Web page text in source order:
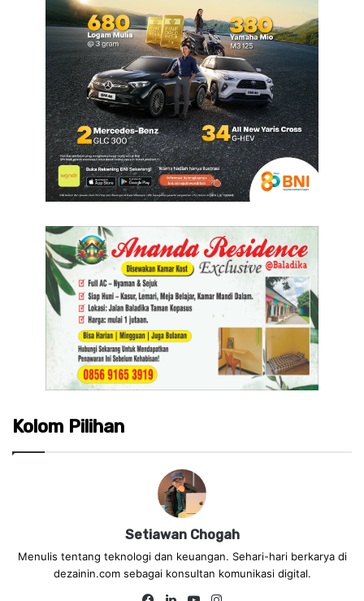
Kolom Pilihan
Setiawan Chogah
Menulis tentang teknologi dan keuangan. Sehari-hari berkarya di
dezainin.com sebagai konsultan komunikasi digital.